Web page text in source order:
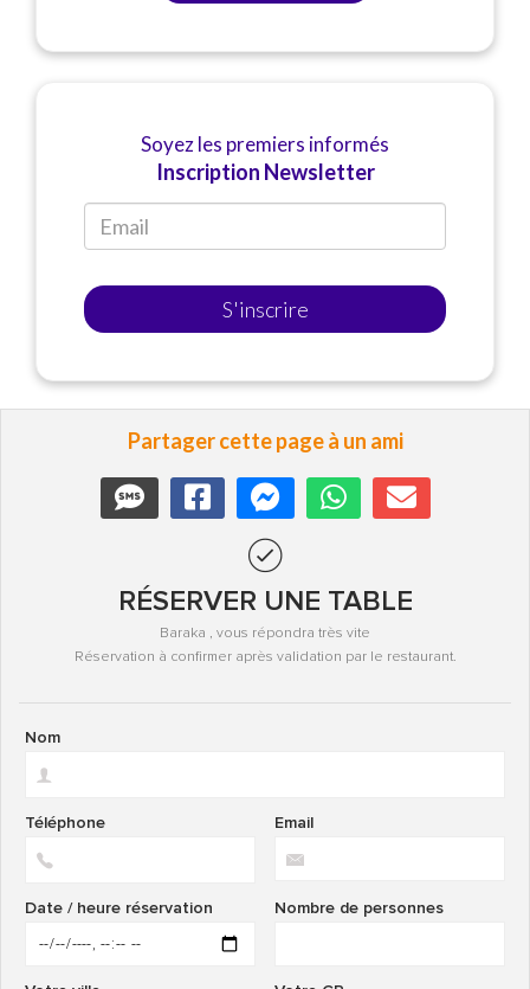
Soyez les premiers informés
Inscription Newsletter
S'inscrire
Partager cette page à un ami
RÉSERVER UNE TABLE
Baraka , vous répondra très vite
Réservation à confirmer après validation par le restaurant.
Nom
Email
Téléphone
Nombre de personnes
Date / heure réservation